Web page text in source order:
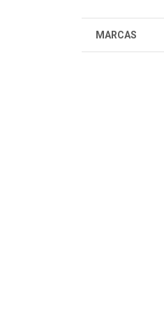
MARCAS